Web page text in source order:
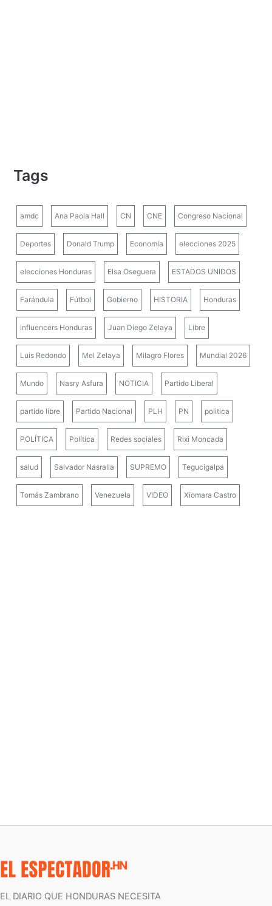
Tags
amdc Ana Paola Hall CN CNE Congreso Nacional
Deportes Donald Trump Economía elecciones 2025
elecciones Honduras Elsa Oseguera ESTADOS UNIDOS
Farándula Fútbol Gobierno HISTORIA Honduras
influencers Honduras Juan Diego Zelaya Libre
Luis Redondo Mel Zelaya Milagro Flores Mundial 2026
Mundo Nasry Asfura NOTICIA Partido Liberal
partido libre Partido Nacional PLH PN politica
POLÍTICA Política Redes sociales Rixi Moncada
salud Salvador Nasralla SUPREMO Tegucigalpa
Tomás Zambrano Venezuela VIDEO Xiomara Castro
EL DIARIO QUE HONDURAS NECESITA